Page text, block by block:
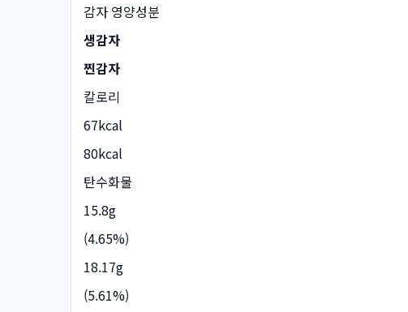
감자 영양성분
생감자
찐감자
칼로리
67kcal
80kcal
탄수화물
15.8g
(4.65%)
18.17g
(5.61%)